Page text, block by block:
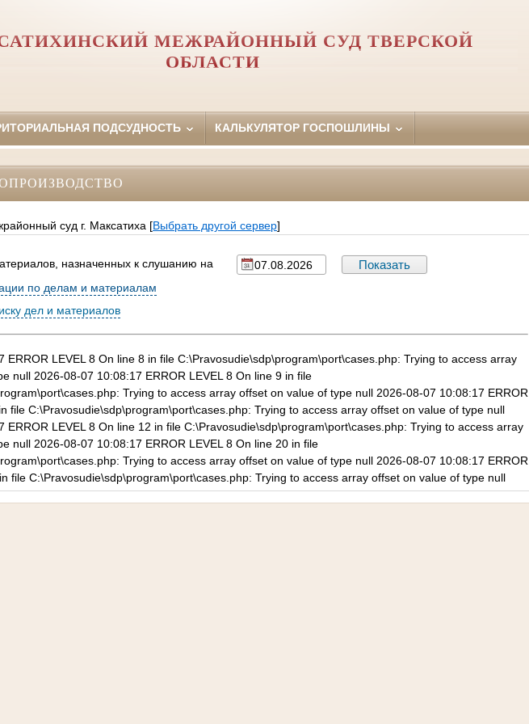
МЕЖРАЙОННЫЙ СУД ТВЕРСКОЙ
ОБЛАСТИ
ПОДСУДНОСТЬ КАЛЬКУЛЯТОР ГОСПОШЛИНЫ
суд г. Максатиха[Выбрать другой сервер]
назначенных к слушанию на
по делам и материалам
дел и материалов
ERROR LEVEL 8 On line 8 in file C:\Pravosudie\sdp\program\port\cases.php: Trying to access array
null 2026-08-07 10:08:17 ERROR LEVEL 8 On line 9 in file
Trying to access array offset on value of type null 2026-08-07 10:08:17 ERROR
file C:\Pravosudie\sdp\program\port\cases.php: Trying to access array offset on value of type null
ERROR LEVEL 8 On line 12 in file C:\Pravosudie\sdp\program\port\cases.php: Trying to access array
null 2026-08-07 10:08:17 ERROR LEVEL 8 On line 20 in file
Trying to access array offset on value of type null 2026-08-07 10:08:17 ERROR
file C:\Pravosudie\sdp\program\port\cases.php: Trying to access array offset on value of type null